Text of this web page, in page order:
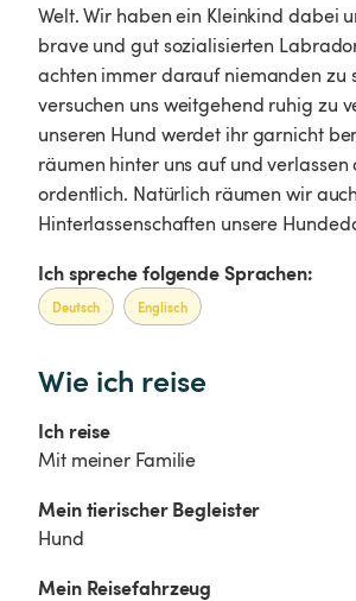
Welt. Wir haben ein Kleinkind dabei
brave und gut sozialisierten
achten immer darauf niemanden zu
versuchen uns weitgehend ruhig zu
unseren Hund werdet ihr garnicht
räumen hinter uns auf und verlassen
ordentlich. Natürlich räumen wir
Hinterlassenschaften unsere
Ich spreche folgende Sprachen:
Deutsch Englisch
Wie ich reise
Ich reise
Mit meiner Familie
Mein tierischer Begleister
Hund
Mein Reisefahrzeug